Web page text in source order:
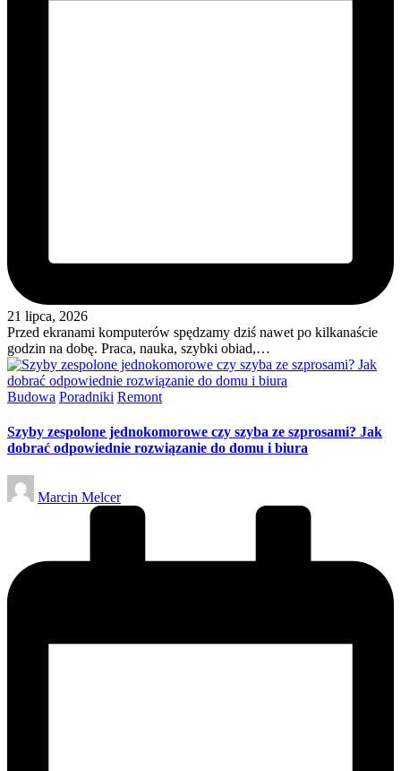
21 lipca, 2026
Przed ekranami komputerów spędzamy dziś nawet po kilkanaście
godzin na dobę. Praca, nauka, szybki obiad,…
Posted
Budowa Poradniki Remont
Szyby zespolone jednokomorowe czy szyba ze szprosami? Jak
dobrać odpowiednie rozwiązanie do domu i biura
Posted
by
Marcin Melcer